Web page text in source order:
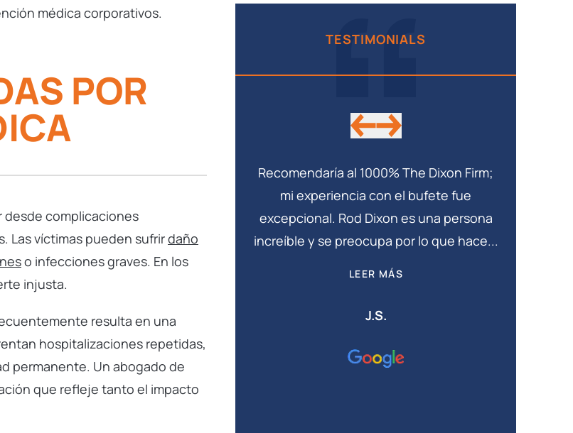
médica corporativos.
POR
desde complicaciones
Las víctimas pueden sufrirdaño
o infecciones graves. En los
injusta.
resulta en una
hospitalizaciones repetidas,
permanente. Un abogado de
que refleje tanto el impacto
TESTIMONIALS
Recomendaré el bufete Dixon y al
amigos. ¡Rod es un gran abogado! Es
extremadamente eficiente, puntual y
exper...
C.R.
Recomendaría al 1000% The Dixon Firm;
mi experiencia con el bufete fue
excepcional. Rod Dixon es una persona
increíble y se preocupa por lo que hace...
LEER MÁS
J.S.